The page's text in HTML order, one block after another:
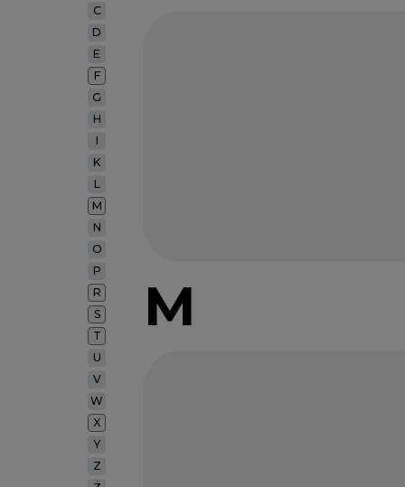
C
D
E
F
G
H
I
K
L
M
N
O
P
R
S
T
U
V
W
X
Y
Z
M